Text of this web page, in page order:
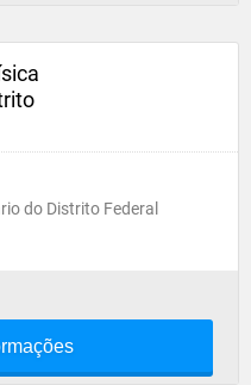
do Distrito Federal